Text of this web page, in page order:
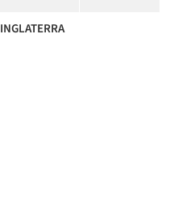
INGLATERRA